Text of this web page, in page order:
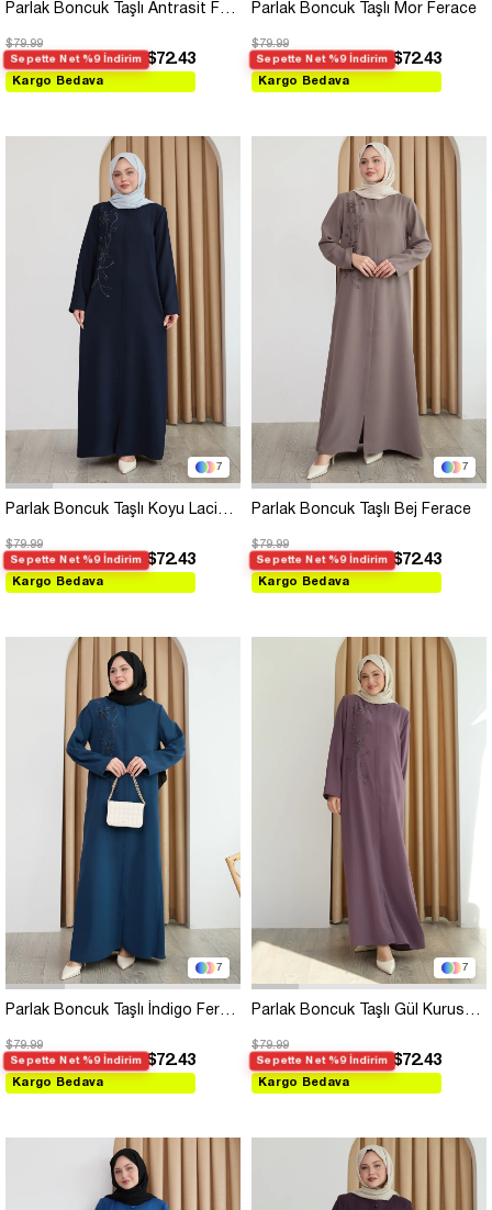
$79.99
Sepette Net %9 İndirim $72.43
Kargo Bedava
Parlak Boncuk Taşlı Mor Ferace
$79.99
Sepette Net %9 İndirim $72.43
Kargo Bedava
7
$79.99
Sepette Net %9 İndirim $72.43
Kargo Bedava
7
Parlak Boncuk Taşlı Bej Ferace
$79.99
Sepette Net %9 İndirim $72.43
Kargo Bedava
7
$79.99
Sepette Net %9 İndirim $72.43
Kargo Bedava
7
$79.99
Sepette Net %9 İndirim $72.43
Kargo Bedava